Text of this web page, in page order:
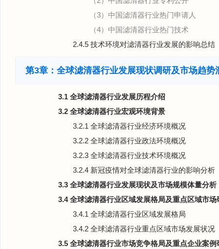
（3）中国滤清器行业热门申请人
（4）中国滤清器行业热门技术
2.4.5 技术环境对滤清器行业发展的影响总结
第3章：全球滤清器行业发展现状调研及市场趋势
3.1 全球滤清器行业发展历程介绍
3.2 全球滤清器行业宏观环境背景
3.2.1 全球滤清器行业经济环境概况
3.2.2 全球滤清器行业政法环境概况
3.2.3 全球滤清器行业技术环境概况
3.2.4 新冠疫情对全球滤清器行业的影响分析
3.3 全球滤清器行业发展现状及市场规模体量分析
3.4 全球滤清器行业区域发展格局及重点区域市场
3.4.1 全球滤清器行业区域发展格局
3.4.2 全球滤清器行业重点区域市场发展状况
3.5 全球滤清器行业市场竞争格局及重点企业案例